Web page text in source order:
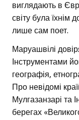
виглядають в
світу була їхнім
лише сам поет.
Маруашвілі
Інструментами
географія,
Про невідомі
Мулгазанзарі та
берегах